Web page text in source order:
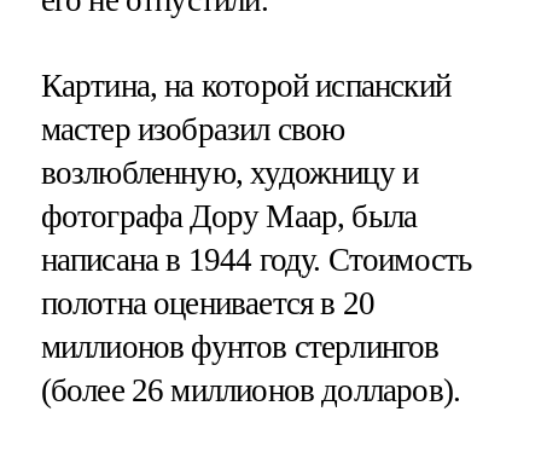
Картина, на которой испанский
мастер изобразил свою
возлюбленную, художницу и
фотографа Дору Маар, была
написана в 1944 году. Стоимость
полотна оценивается в 20
миллионов фунтов стерлингов
(более 26 миллионов долларов).